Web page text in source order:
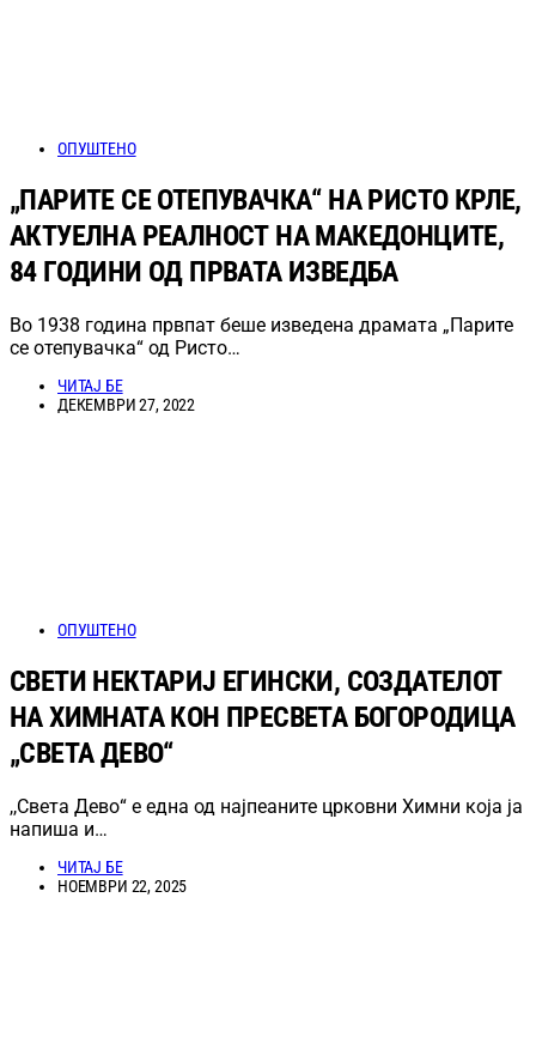
ОПУШТЕНО
„ПАРИТЕ СЕ ОТЕПУВАЧКА“ НА РИСТО КРЛЕ,
АКТУЕЛНА РЕАЛНОСТ НА МАКЕДОНЦИТЕ,
84 ГОДИНИ ОД ПРВАТА ИЗВЕДБА
Во 1938 година првпат беше изведена драмата „Парите
се отепувачка“ од Ристо…
ЧИТАЈ БЕ
ДЕКЕМВРИ 27, 2022
ОПУШТЕНО
СВЕТИ НЕКТАРИЈ ЕГИНСКИ, СОЗДАТЕЛОТ
НА ХИМНАТА КОН ПРЕСВЕТА БОГОРОДИЦА
„СВЕТА ДЕВО“
,,Света Дево“ е една од најпеаните црковни Химни која ја
напиша и…
ЧИТАЈ БЕ
НОЕМВРИ 22, 2025